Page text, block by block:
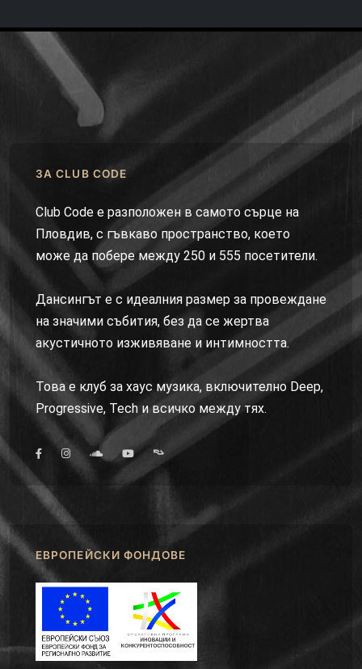
ЗА CLUB CODE
Club Code е разположен в самото сърце на
Пловдив, с гъвкаво пространство, което
може да побере между 250 и 555 посетители.
Дансингът е с идеалния размер за провеждане
на значими събития, без да се жертва
акустичното изживяване и интимността.
Това е клуб за хаус музика, включително Deep,
Progressive, Tech и всичко между тях.
ЕВРОПЕЙСКИ ФОНДОВЕ